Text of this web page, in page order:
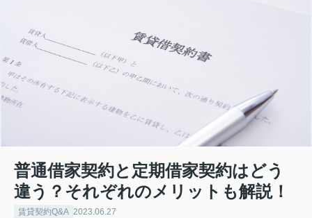
普通借家契約と定期借家契約はどう
違う？それぞれのメリットも解説！
賃貸契約Q&A 2023.06.27